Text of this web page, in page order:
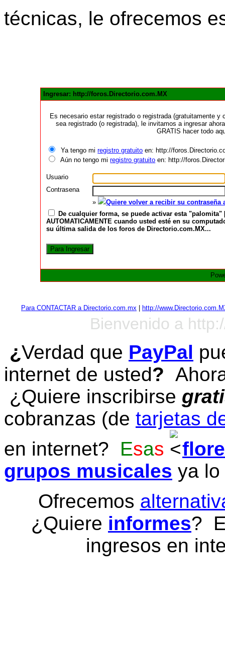
técnicas, le ofrecemos
Ingresar: http://foros.Directorio.com.MX
Es necesario estar registrado o registrada (gratuitamente
sea registrado (o registrada), le invitamos a ingresar
GRATIS hacer todo
Ya tengo miregistro gratuito en: http://
Aún no tengo miregistro gratuito en: http://
Usuario
Contrasena
»
Quiere volver a recibir su
De cualquier forma, se puede activar esta
AUTOMATICAMENTE cuando usted esté en su
su última salida de los foros de Directorio.com.MX...
Para CONTACTAR a Directorio.com.mx http://
Bienvenido a
¿Verdad que PayPal
internet de usted?
¿Quiere inscribirse
cobranzas (de tarjetas
en internet? Esas
grupos musicales ya
Ofrecemos
¿Quiere informes?
ingresos en